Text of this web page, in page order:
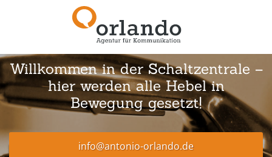
Willkommen in der Schaltzentrale –
hier werden alle Hebel in
Bewegung gesetzt!
info@antonio-orlando.de